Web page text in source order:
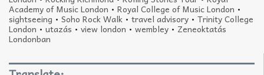
Academy of Music London • Royal College of Music London •
sightseeing • Soho Rock Walk • travel advisory • Trinity College
London • utazás • view london • wembley • Zeneoktatás
Londonban